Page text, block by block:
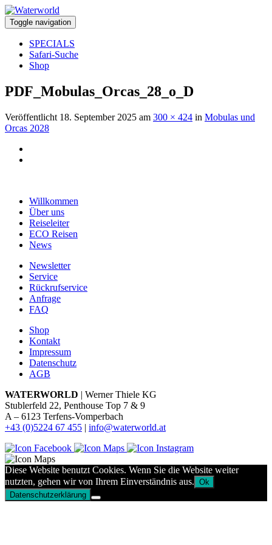
Toggle navigation
SPECIALS
Safari-Suche
Shop
PDF_Mobulas_Orcas_28_o_D
Veröffentlicht 18. September 2025 am 300 × 424 in Mobulas und
Orcas 2028
Willkommen
Über uns
Reiseleiter
ECO Reisen
News
Newsletter
Service
Rückrufservice
Anfrage
FAQ
Shop
Kontakt
Impressum
Datenschutz
AGB
WATERWORLD | Werner Thiele KG
Stublerfeld 22, Penthouse Top 7 & 9
A – 6123 Terfens-Vomperbach
+43 (0)5224 67 455 | info@waterworld.at
Diese Website benutzt Cookies. Wenn Sie die Website weiter
nutzten, gehen wir von Ihrem Einverständnis aus. Ok
Datenschutzerklärung